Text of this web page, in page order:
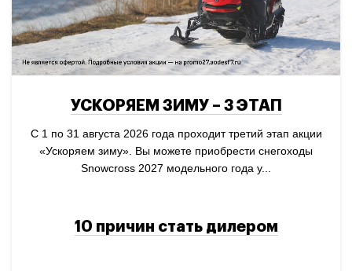
УСКОРЯЕМ ЗИМУ – 3 ЭТАП
С 1 по 31 августа 2026 года проходит третий этап акции
«Ускоряем зиму». Вы можете приобрести снегоходы
Snowcross 2027 модельного года у...
10 причин стать дилером